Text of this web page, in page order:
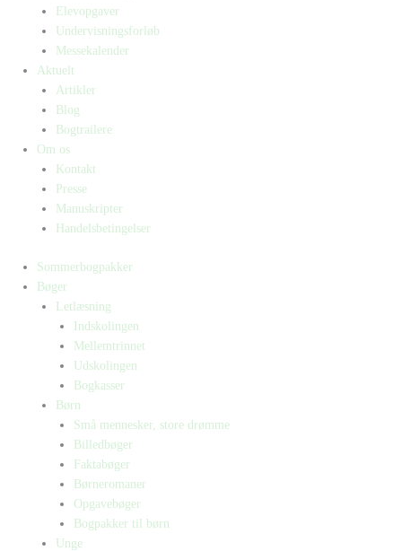
Elevopgaver
Undervisningsforløb
Messekalender
Aktuelt
Artikler
Blog
Bogtrailere
Om os
Kontakt
Presse
Manuskripter
Handelsbetingelser
Sommerbogpakker
Bøger
Letlæsning
Indskolingen
Mellemtrinnet
Udskolingen
Bogkasser
Børn
Små mennesker, store drømme
Billedbøger
Faktabøger
Børneromaner
Opgavebøger
Bogpakker til børn
Unge